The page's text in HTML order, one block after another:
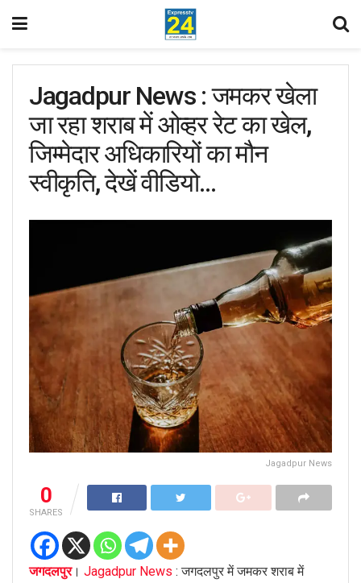
Jagadpur News : जमकर खेला
जा रहा शराब में ओव्हर रेट का खेल,
जिम्मेदार अधिकारियों का मौन
स्वीकृति, देखें वीडियो…
Jagadpur News
0
SHARES
जगदलपुर। Jagadpur News : जगदलपुर में जमकर शराब में